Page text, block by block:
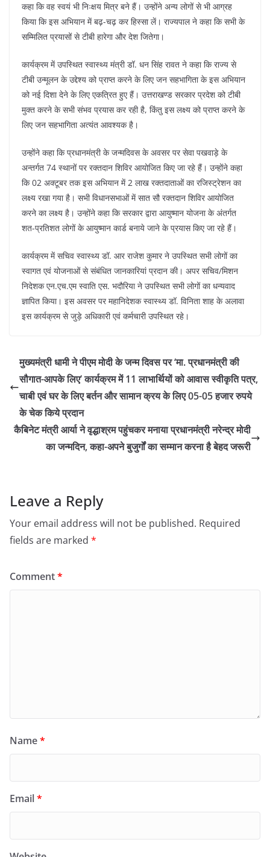
कहा कि वह स्वयं भी निःक्षय मित्र बने हैं। उन्होंने अन्य लोगों से भी आग्रह
किया कि इस अभियान में बढ़-चढ़ कर हिस्सा लें। राज्यपाल ने कहा कि सभी के
सम्मिलित प्रयासों से टीबी हारेगा और देश जितेगा।
कार्यक्रम में उपस्थित स्वास्थ्य मंत्री डॉ. धन सिंह रावत ने कहा कि राज्य से
टीबी उन्मूलन के उद्देश्य को प्राप्त करने के लिए जन सहभागिता के इस अभियान
को नई दिशा देने के लिए एकत्रित हुए हैं। उत्तराखण्ड सरकार प्रदेश को टीबी
मुक्त करने के सभी संभव प्रयास कर रही है, किंतु इस लक्ष्य को प्राप्त करने के
लिए जन सहभागिता अत्यंत आवश्यक है।
उन्होंने कहा कि प्रधानमंत्री के जन्मदिवस के अवसर पर सेवा पखवाड़े के
अन्तर्गत 74 स्थानों पर रक्तदान शिविर आयोजित किए जा रहे हैं। उन्होंने कहा
कि 02 अक्टूबर तक इस अभियान में 2 लाख रक्तदाताओं का रजिस्ट्रेशन का
लक्ष्य रखा गया है। सभी विधानसभाओं में सात सौ रक्तदान शिविर आयोजित
करने का लक्ष्य है। उन्होंने कहा कि सरकार द्वारा आयुष्मान योजना के अंतर्गत
शत-प्रतिशत लोगों के आयुष्मान कार्ड बनाये जाने के प्रयास किए जा रहे हैं।
कार्यक्रम में सचिव स्वास्थ्य डॉ. आर राजेश कुमार ने उपस्थित सभी लोगों का
स्वागत एवं योजनाओं से संबंधित जानकारियां प्रदान की। अपर सचिव/मिशन
निदेशक एन.एच.एम स्वाति एस. भदौरिया ने उपस्थित सभी लोगों का धन्यवाद
ज्ञापित किया। इस अवसर पर महानिदेशक स्वास्थ्य डॉ. विनिता शाह के अलावा
इस कार्यक्रम से जुड़े अधिकारी एवं कर्मचारी उपस्थित रहे।
मुख्यमंत्री धामी ने पीएम मोदी के जन्म दिवस पर ‘मा. प्रधानमंत्री की
सौगात-आपके लिए’ कार्यक्रम में 11 लाभार्थियों को आवास स्वीकृति पत्र,
चाबी एवं घर के लिए बर्तन और सामान क्रय के लिए 05-05 हजार रुपये
के चेक किये प्रदान
कैबिनेट मंत्री आर्या ने वृद्धाश्रम पहुंचकर मनाया प्रधानमंत्री नरेन्द्र मोदी
का जन्मदिन, कहा-अपने बुजुर्गों का सम्मान करना है बेहद जरूरी
Leave a Reply
Your email address will not be published. Required
fields are marked *
Comment*
Name*
Email*